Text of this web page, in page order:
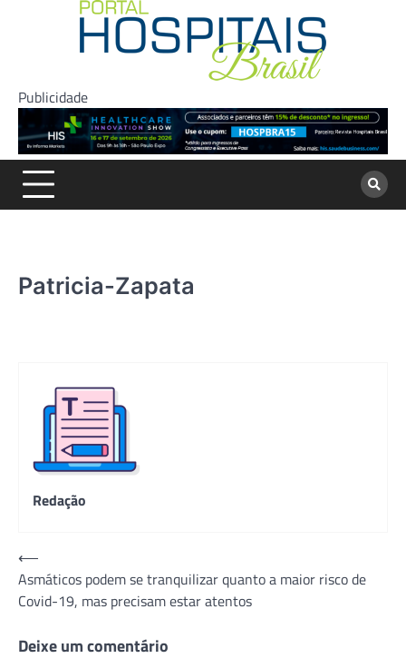
Publicidade
Patricia-Zapata
Redação
Navegação
de
Post
⟵
Asmáticos podem se tranquilizar quanto a maior risco de
Covid-19, mas precisam estar atentos
Deixe um comentário